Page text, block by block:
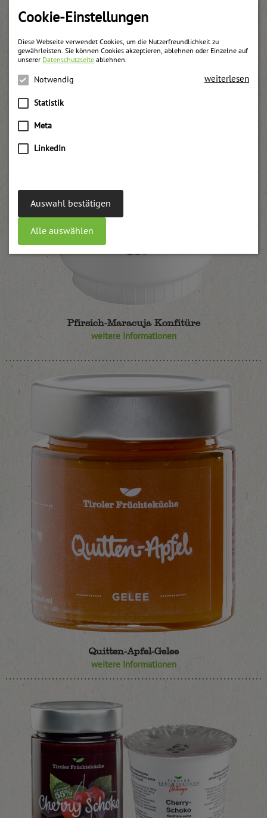
Cookie-Einstellungen
Diese Webseite verwendet Cookies, um die Nutzerfreundlichkeit zu
gewährleisten. Sie können Cookies akzeptieren, ablehnen oder Einzelne auf
unserer Datenschutzseite ablehnen.
Notwendig
Statistik
Meta
LinkedIn
weiterlesen
Auswahl bestätigen
Alle auswählen
Weitere Produkte
Pfirsich-Maracuja Konfitüre
weitere Informationen
Quitten-Apfel-Gelee
weitere Informationen